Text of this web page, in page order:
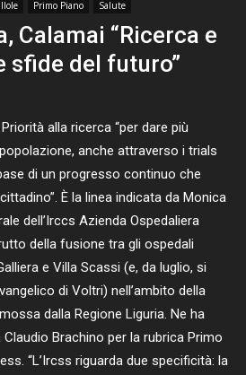
Primo Piano Salute
Calamai “Ricerca e
sfide del futuro”
alla ricerca “per dare più
anche attraverso i trials
di un progresso continuo che
È la linea indicata da Monica
dell’Irccs Azienda Ospedaliera
della fusione tra gli ospedali
e Villa Scassi (e, da luglio, si
di Voltri) nell’ambito della
dalla Regione Liguria. Ne ha
Brachino per la rubrica Primo
“L’Ircss riguarda due specificità: la